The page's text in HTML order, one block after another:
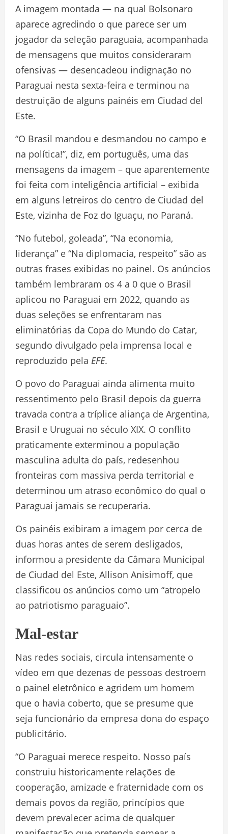
A imagem montada — na qual Bolsonaro
aparece agredindo o que parece ser um
jogador da seleção paraguaia, acompanhada
de mensagens que muitos consideraram
ofensivas — desencadeou indignação no
Paraguai nesta sexta-feira e terminou na
destruição de alguns painéis em Ciudad del
Este.
“O Brasil mandou e desmandou no campo e
na política!”, diz, em português, uma das
mensagens da imagem – que aparentemente
foi feita com inteligência artificial – exibida
em alguns letreiros do centro de Ciudad del
Este, vizinha de Foz do Iguaçu, no Paraná.
“No futebol, goleada”, “Na economia,
liderança” e “Na diplomacia, respeito” são as
outras frases exibidas no painel. Os anúncios
também lembraram os 4 a 0 que o Brasil
aplicou no Paraguai em 2022, quando as
duas seleções se enfrentaram nas
eliminatórias da Copa do Mundo do Catar,
segundo divulgado pela imprensa local e
reproduzido pela EFE.
O povo do Paraguai ainda alimenta muito
ressentimento pelo Brasil depois da guerra
travada contra a tríplice aliança de Argentina,
Brasil e Uruguai no século XIX. O conflito
praticamente exterminou a população
masculina adulta do país, redesenhou
fronteiras com massiva perda territorial e
determinou um atraso econômico do qual o
Paraguai jamais se recuperaria.
Os painéis exibiram a imagem por cerca de
duas horas antes de serem desligados,
informou a presidente da Câmara Municipal
de Ciudad del Este, Allison Anisimoff, que
classificou os anúncios como um “atropelo
ao patriotismo paraguaio”.
Mal-estar
Nas redes sociais, circula intensamente o
vídeo em que dezenas de pessoas destroem
o painel eletrônico e agridem um homem
que o havia coberto, que se presume que
seja funcionário da empresa dona do espaço
publicitário.
“O Paraguai merece respeito. Nosso país
construiu historicamente relações de
cooperação, amizade e fraternidade com os
demais povos da região, princípios que
devem prevalecer acima de qualquer